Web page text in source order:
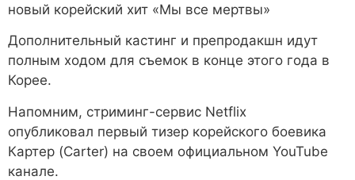
новый корейский хит «Мы все мертвы»
Дополнительный кастинг и препродакшн идут
полным ходом для съемок в конце этого года в
Корее.
Напомним, стриминг-сервис Netflix
опубликовал первый тизер корейского боевика
Картер (Carter) на своем официальном YouTube
канале.